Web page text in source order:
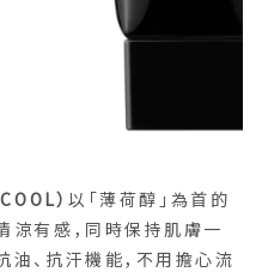
）以「薄荷醇」為首的
涼有感，同時保持肌膚一
、抗汗機能，不用擔心流